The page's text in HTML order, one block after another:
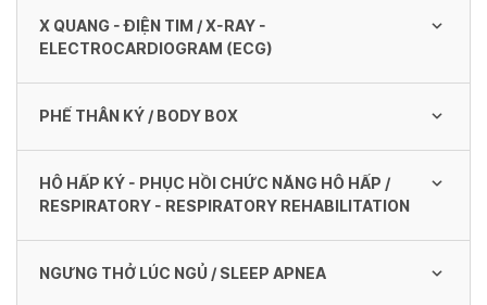
X QUANG - ĐIỆN TIM / X-RAY -
ELECTROCARDIOGRAM (ECG)
X quang phổi (thẳng) / Lung x-ray (straight)
X quang phổi (nghiêng) / Lung X-ray
(sideway)
PHẾ THÂN KÝ / BODY BOX
Phế thân ký
HÔ HẤP KÝ - PHỤC HỒI CHỨC NĂNG HÔ HẤP /
RESPIRATORY - RESPIRATORY REHABILITATION
Hô hấp ký + test giãn phế quản / Spirometry
NGƯNG THỞ LÚC NGỦ / SLEEP APNEA